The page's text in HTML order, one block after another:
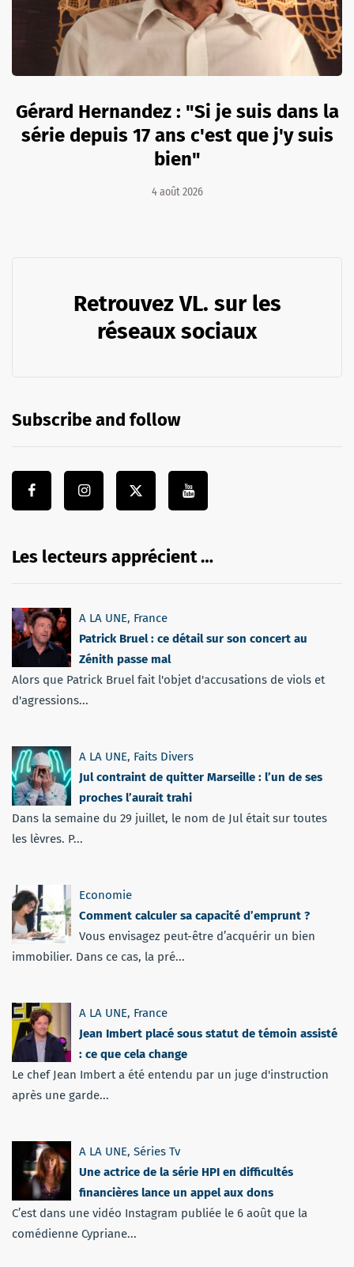
Gérard Hernandez : "Si je suis dans la
série depuis 17 ans c'est que j'y suis
bien"
4 août 2026
Retrouvez VL. sur les
réseaux sociaux
Subscribe and follow
Les lecteurs apprécient …
A LA UNE, France
Patrick Bruel : ce détail sur son concert au
Zénith passe mal
Alors que Patrick Bruel fait l'objet d'accusations de viols et
d'agressions...
A LA UNE, Faits Divers
Jul contraint de quitter Marseille : l’un de ses
proches l’aurait trahi
Dans la semaine du 29 juillet, le nom de Jul était sur toutes
les lèvres. P...
Economie
Comment calculer sa capacité d’emprunt ?
Vous envisagez peut-être d’acquérir un bien
immobilier. Dans ce cas, la pré...
A LA UNE, France
Jean Imbert placé sous statut de témoin assisté
: ce que cela change
Le chef Jean Imbert a été entendu par un juge d'instruction
après une garde...
A LA UNE, Séries Tv
Une actrice de la série HPI en difficultés
financières lance un appel aux dons
C’est dans une vidéo Instagram publiée le 6 août que la
comédienne Cypriane...